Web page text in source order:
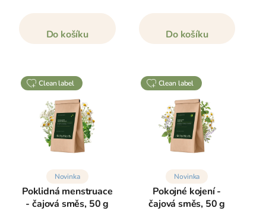
Do košíku Do košíku
clean label
Novinka
Poklidná menstruace
- čajová směs, 50 g
clean label
Novinka
Pokojné kojení -
čajová směs, 50 g